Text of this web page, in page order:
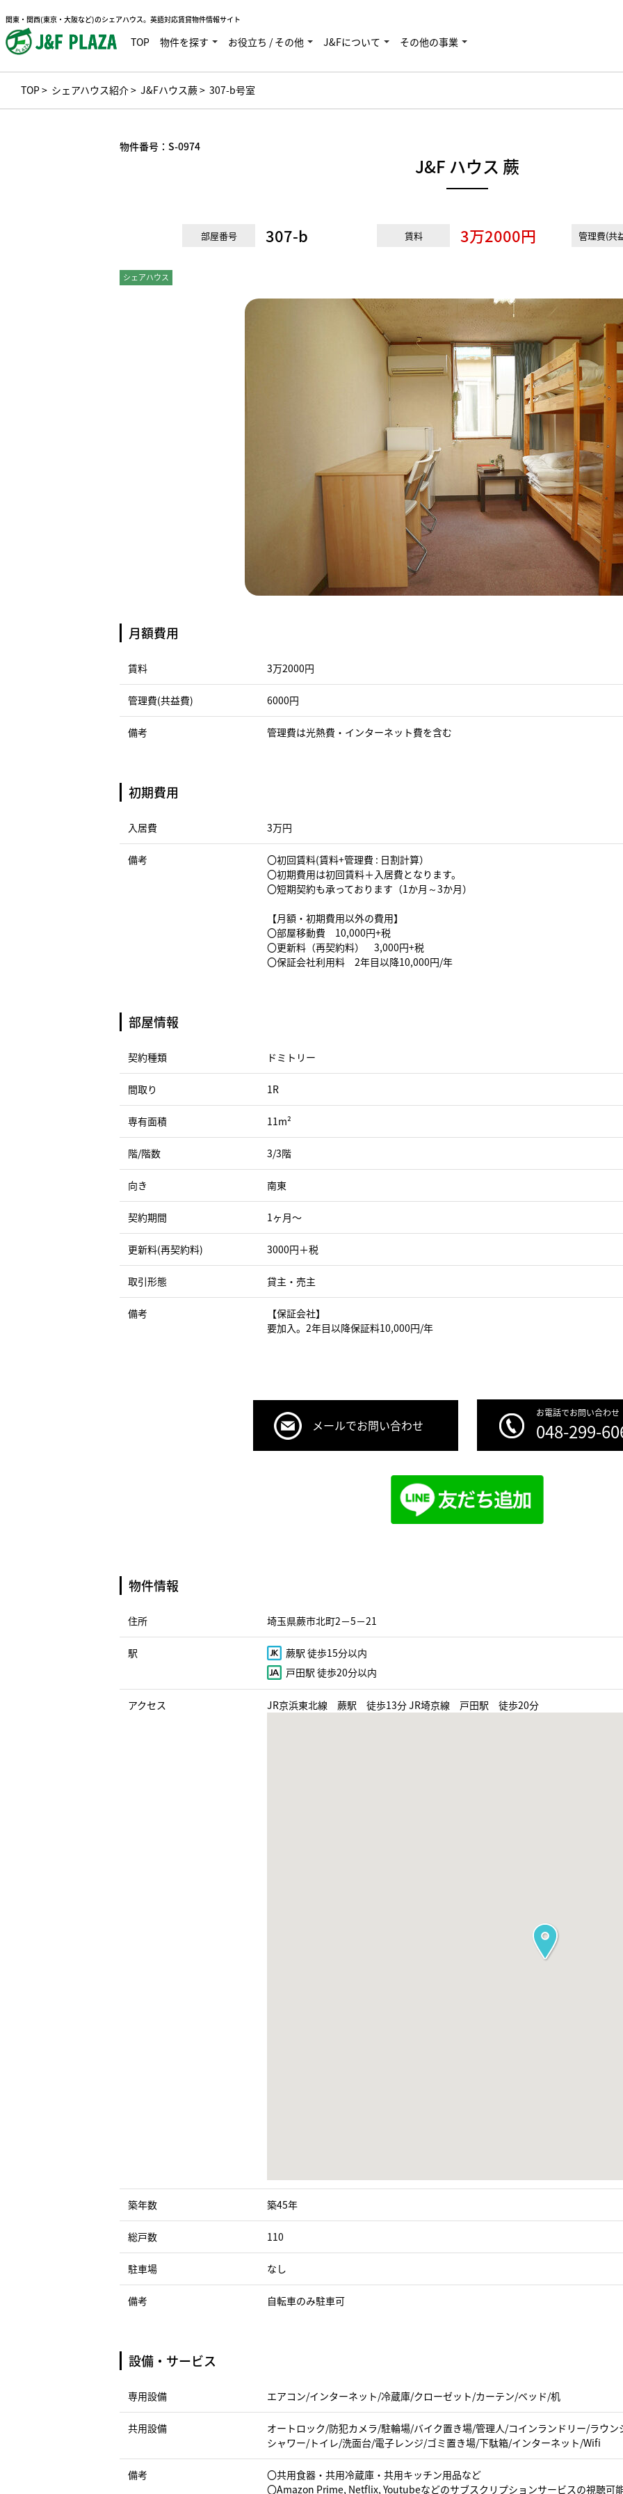
関東・関西(東京・大阪など)のシェアハウス。英語対応賃貸物件情報サイト
TOP 物件を探す お役立ち / その他 J&Fについて その他の事業
TOP> シェアハウス紹介> J&Fハウス蕨> 307-b号室
物件番号： S-0974
J&F ハウス 蕨
部屋番号 307-b 賃料 3万2000円 管理費(共
シェアハウス
月額費用
賃料 3万2000円
管理費(共益費) 6000円
備考 管理費は光熱費・インターネット費を含む
初期費用
入居費 3万円
備考
〇初回賃料(賃料+管理費 : 日割計算）
〇初期費用は初回賃料＋入居費となります。
〇短期契約も承っております（1か月～3か月）
【月額・初期費用以外の費用】
〇部屋移動費 10,000円+税
〇更新料（再契約料） 3,000円+税
〇保証会社利用料 2年目以降10,000円/年
部屋情報
契約種類 ドミトリー
間取り 1R
専有面積 11m²
階/階数 3/3階
向き 南東
契約期間 1ヶ月〜
更新料(再契約料) 3000円＋税
取引形態 貸主・売主
備考
【保証会社】
要加入。2年目以降保証料10,000円/年
メールでお問い合わせ
お電話でお問い合わせ
048-299-
物件情報
住所 埼玉県蕨市北町2−5−21
駅
蕨駅 徒歩15分以内
戸田駅 徒歩20分以内
アクセス JR京浜東北線 蕨駅 徒歩13分 JR埼京線 戸田駅 徒歩20分
築年数 築45年
総戸数 110
駐車場 なし
備考 自転車のみ駐車可
設備・サービス
専用設備 エアコン/インターネット/冷蔵庫/クローゼット/カーテン/ベッド/机
共用設備
オートロック/防犯カメラ/駐輪場/バイク置き場/管理人/コインランドリー/ラウ
シャワー/トイレ/洗面台/電子レンジ/ゴミ置き場/下駄箱/インターネット/Wifi
備考
〇共用食器・共用冷蔵庫・共用キッチン用品など
〇Amazon Prime, Netflix, Youtubeなどのサブスクリプションサービスの視聴可